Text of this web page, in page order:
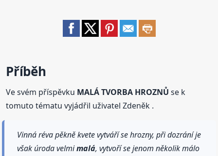
Příběh
Ve svém příspěvku MALÁ TVORBA HROZNŮ se k
tomuto tématu vyjádřil uživatel Zdeněk .
Vinná réva pěkně kvete vytváří se hrozny, při dozrání je
však úroda velmimalá, vytvoří se jenom několik málo